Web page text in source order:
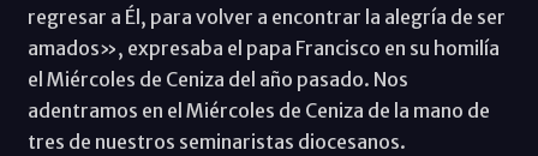
regresar a Él, para volver a encontrar la alegría de ser
amados», expresaba el papa Francisco en su homilía
el Miércoles de Ceniza del año pasado. Nos
adentramos en el Miércoles de Ceniza de la mano de
tres de nuestros seminaristas diocesanos.